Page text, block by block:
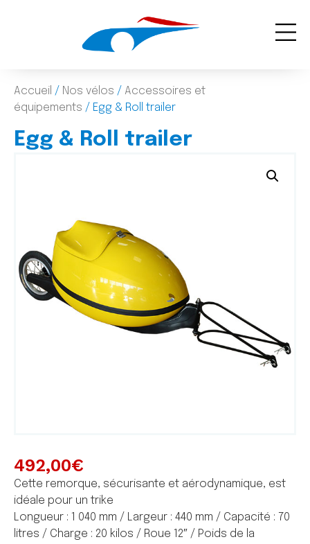
Accueil / Nos vélos / Accessoires et
équipements / Egg & Roll trailer
Egg & Roll trailer
492,00€
Cette remorque, sécurisante et aérodynamique, est
idéale pour un trike
Longueur : 1 040 mm / Largeur : 440 mm / Capacité : 70
litres / Charge : 20 kilos / Roue 12″ / Poids de la